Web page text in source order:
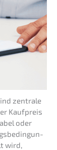
zentra­le
Kaufpreis
oder
wird,